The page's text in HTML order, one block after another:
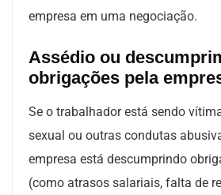
empresa em uma negociação.
Assédio ou
obrigações pela
Se o trabalhador está sendo
sexual ou outras condutas
empresa está descumprindo
(como atrasos salariais, falta de